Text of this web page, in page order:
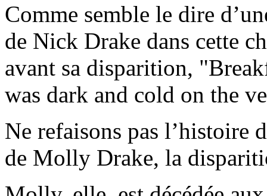
Comme semble le dire
de Nick Drake dans cette
avant sa disparition,
was dark and cold on the
Ne refaisons pas l’histoire
de Molly Drake, la